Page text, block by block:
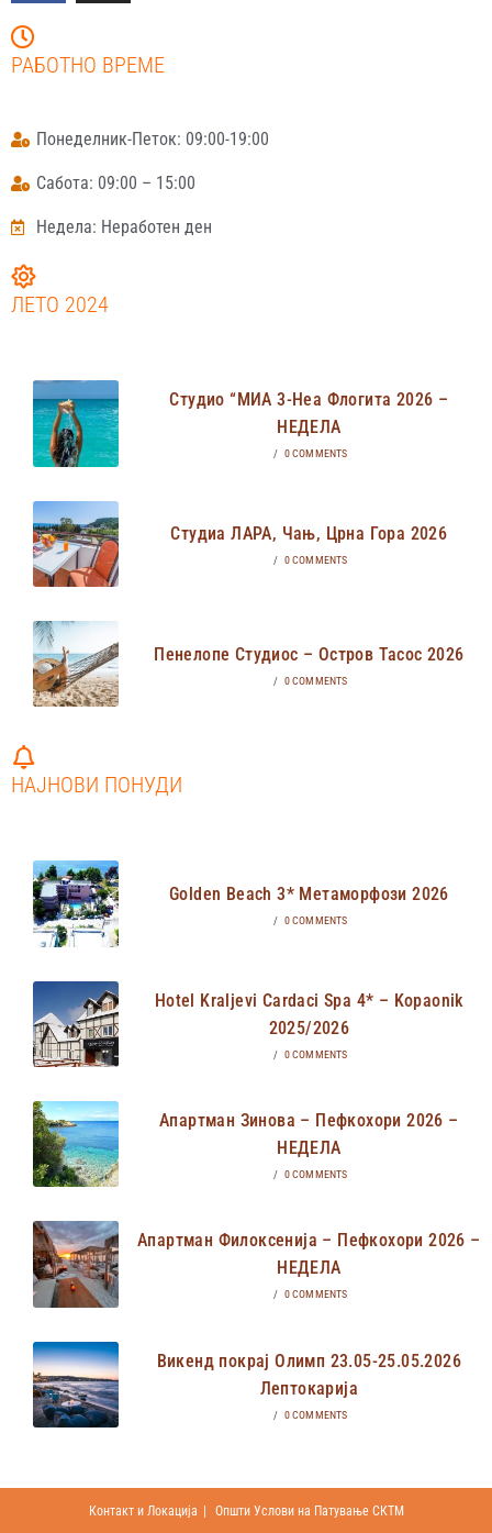
РАБОТНО ВРЕМЕ
Понеделник-Петок: 09:00-19:00
Сабота: 09:00 – 15:00
Недела: Неработен ден
ЛЕТО 2024
Студио “МИА 3-Неа Флогита 2026 –
НЕДЕЛА
/ 0 COMMENTS
Студиа ЛАРА, Чањ, Црна Гора 2026
/ 0 COMMENTS
Пенелопе Студиос – Остров Тасос 2026
/ 0 COMMENTS
НАЈНОВИ ПОНУДИ
Golden Beach 3* Метаморфози 2026
/ 0 COMMENTS
Hotel Kraljevi Cardaci Spa 4* – Kopaonik
2025/2026
/ 0 COMMENTS
Апартман Зинова – Пефкохори 2026 –
НЕДЕЛА
/ 0 COMMENTS
Апартман Филоксенија – Пефкохори 2026 –
НЕДЕЛА
/ 0 COMMENTS
Викенд покрај Олимп 23.05-25.05.2026
Лептокарија
/ 0 COMMENTS
Контакт и Локација Општи Услови на Патување СКТМ